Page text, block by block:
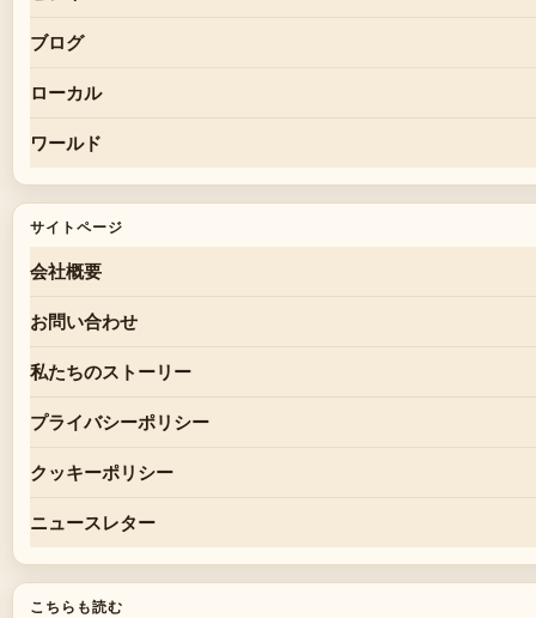
ブログ
ローカル
ワールド
サイトページ
会社概要
お問い合わせ
私たちのストーリー
プライバシーポリシー
クッキーポリシー
ニュースレター
こちらも読む